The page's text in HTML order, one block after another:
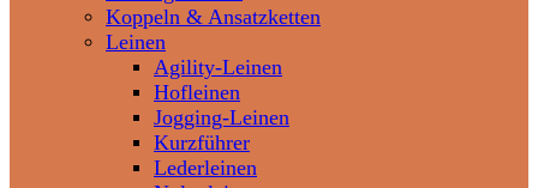
Koppeln & Ansatzketten
Leinen
Agility-Leinen
Hofleinen
Jogging-Leinen
Kurzführer
Lederleinen